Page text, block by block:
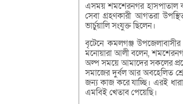
এসময় শমশেরনগর হাসপাতাল
সেবা গ্রহণকারী আগতরা
ভার্চুয়ালি সংযুক্ত ছিলেন।
বৃটেনে কমলগঞ্জ উপজেলাবাসীর
মনোয়ারা আলী বলেন,
অল্প সময়ে আমাদের সকলের
সমাজের দুর্বল আর অবহেলিত
জন্য কাজ করে যাচ্ছি। এরই
এমবিই খেতাব পেয়েছি।